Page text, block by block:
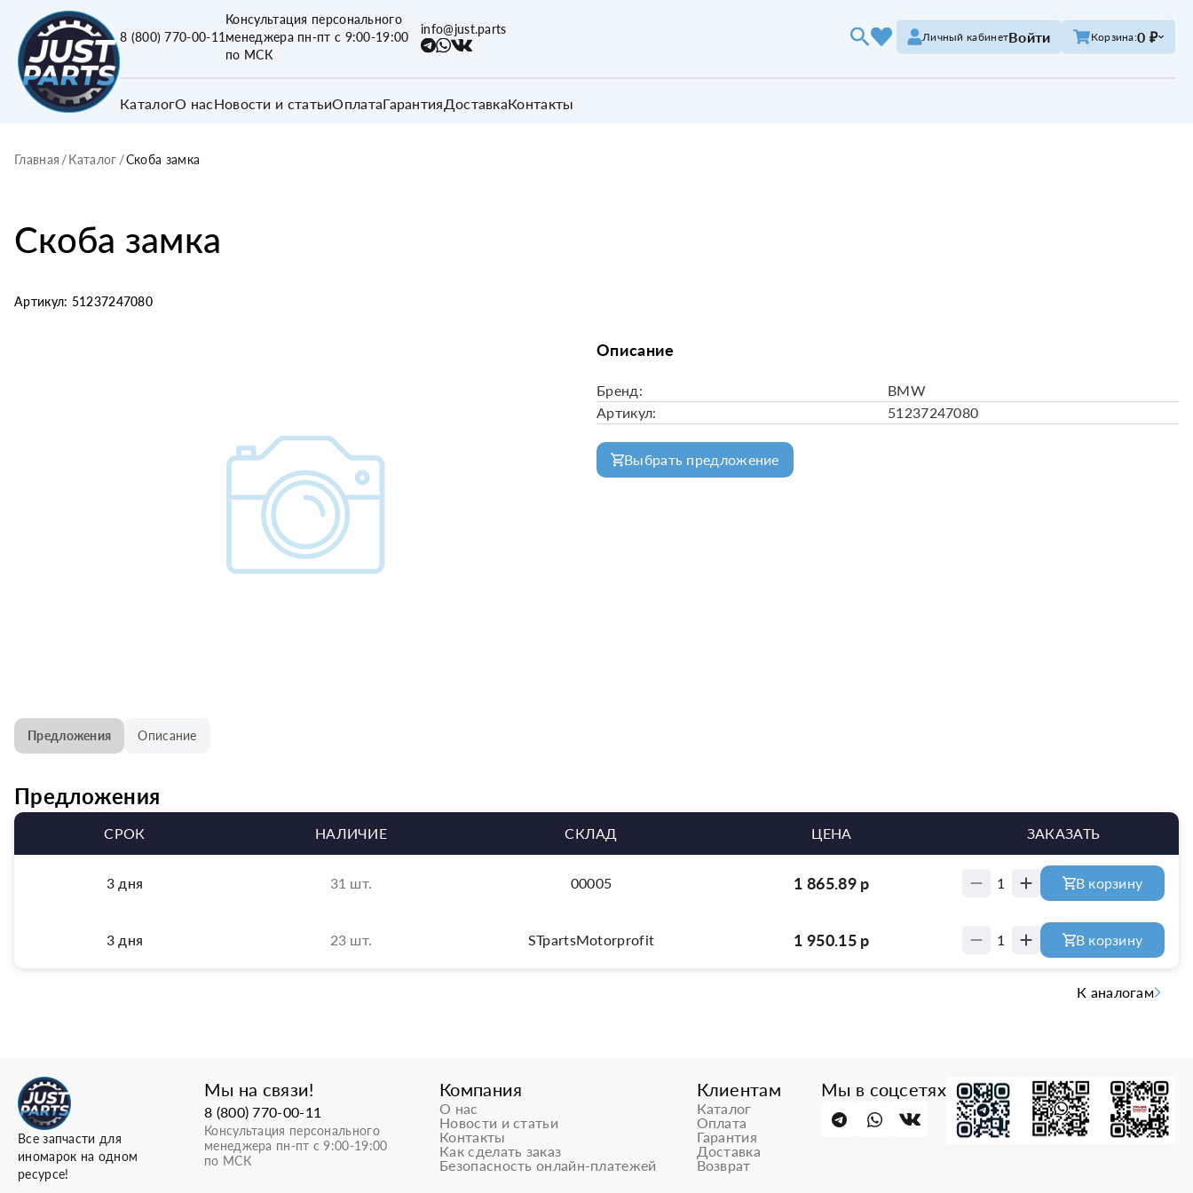
8 (800) 770-00-11
Консультация персонального
менеджера пн-пт с 9:00-19:00
по МСК
info@just.parts Личный кабинетВойти Корзина:0 ₽
КаталогО насНовости и статьиОплатаГарантия ДоставкаКонтакты
Главная /Каталог /Скоба замка
Скоба замка
Артикул: 51237247080
Описание
Бренд:
BMW
Артикул:
51237247080
Выбрать предложение
Предложения Описание
Предложения
СРОК НАЛИЧИЕ СКЛАД ЦЕНА ЗАКАЗАТЬ
3 дня 31 шт. 00005 1 865.89р 1 В корзину
3 дня 23 шт. STpartsMotorprofit 1 950.15р 1 В корзину
К аналогам
Все запчасти для
иномарок на одном
ресурсе!
Мы на связи!
8 (800) 770-00-11
Консультация персонального
менеджера пн-пт с 9:00-19:00
по МСК
Компания
О нас
Новости и статьи
Контакты
Как сделать заказ
Безопасность онлайн-платежей
Клиентам
Каталог
Оплата
Гарантия
Доставка
Возврат
Мы в соцсетях